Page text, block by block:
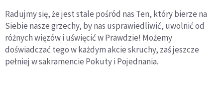
Radujmy się, że jest stale pośród nas Ten, który bierze na
Siebie nasze grzechy, by nas usprawiedliwić, uwolnić od
różnych więzów i uświęcić w Prawdzie! Możemy
doświadczać tego w każdym akcie skruchy, zaś jeszcze
pełniej w sakramencie Pokuty i Pojednania.